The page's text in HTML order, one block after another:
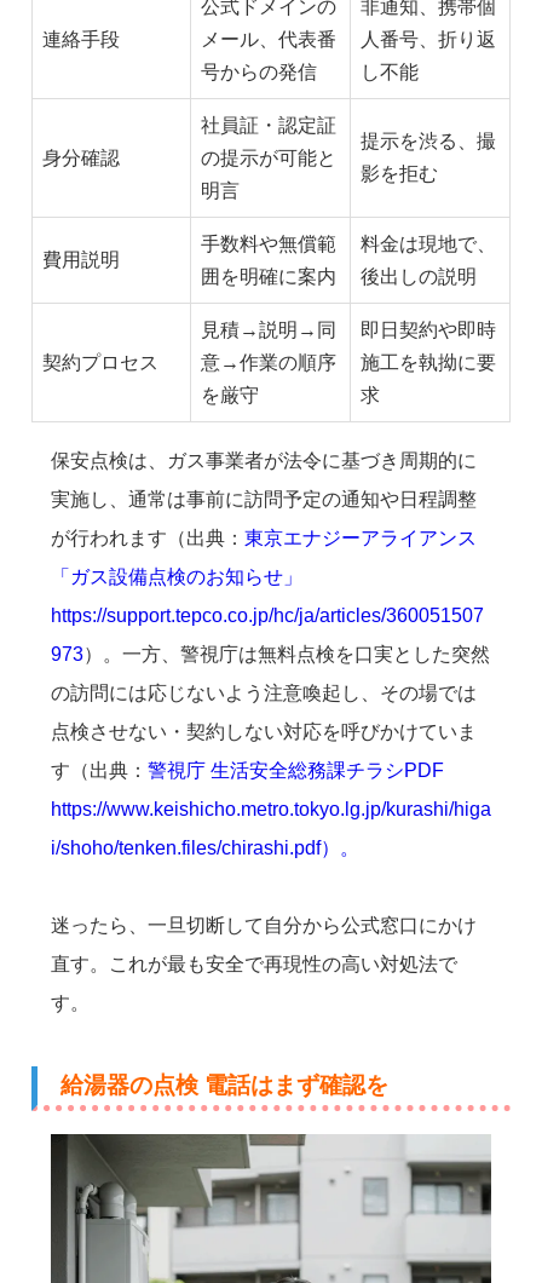
連絡手段
公式ドメインの
メール、代表番
号からの発信
非通知、携帯個
人番号、折り返
し不能
身分確認
社員証・認定証
の提示が可能と
明言
提示を渋る、撮
影を拒む
費用説明
手数料や無償範
囲を明確に案内
料金は現地で、
後出しの説明
契約プロセス
見積→説明→同
意→作業の順序
を厳守
即日契約や即時
施工を執拗に要
求
保安点検は、ガス事業者が法令に基づき周期的に
実施し、通常は事前に訪問予定の通知や日程調整
が行われます（出典： 東京エナジーアライアンス
「ガス設備点検のお知らせ」
https://support.tepco.co.jp/hc/ja/articles/360051507
973）。一方、警視庁は無料点検を口実とした突然
の訪問には応じないよう注意喚起し、その場では
点検させない・契約しない対応を呼びかけていま
す（出典： 警視庁 生活安全総務課チラシPDF
https://www.keishicho.metro.tokyo.lg.jp/kurashi/higa
i/shoho/tenken.files/chirashi.pdf）。
迷ったら、一旦切断して自分から公式窓口にかけ
直す。これが最も安全で再現性の高い対処法で
す。
給湯器の点検 電話はまず確認を